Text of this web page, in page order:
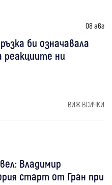
08 авг
би означавала
реакциите ни
ВИЖ ВСИЧКИ
Владимир
старт от Гран при